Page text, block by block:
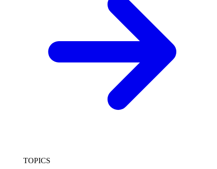
TOPICS